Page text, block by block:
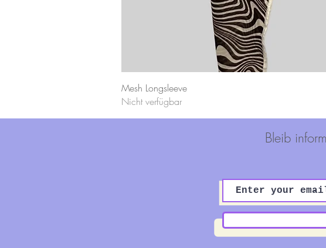
Mesh Longsleeve
Nicht verfügbar
Bleib